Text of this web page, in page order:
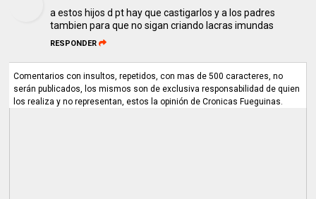
a estos hijos d pt hay que castigarlos y a los padres
tambien para que no sigan criando lacras imundas
RESPONDER
Comentarios con insultos, repetidos, con mas de 500 caracteres, no
serán publicados, los mismos son de exclusiva responsabilidad de quien
los realiza y no representan, estos la opinión de Cronicas Fueguinas.